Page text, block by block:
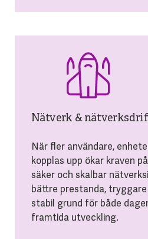
Nätverk &
När fler användare,
kopplas upp ökar kraven
säker och skalbar
bättre prestanda,
stabil grund för både
framtida utveckling.